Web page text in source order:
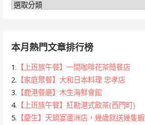
分
本月熱門文章排行榜
1. 【上班族午餐】一間咖啡花茶簡餐店
2. 【家庭聚餐】大和日本料理 忠孝店
3. 【鹿港餐廳】木生海鮮會館
4. 【上班族午餐】紅勘港式飲茶(西門町)
5. 【慶生】天鍋宴蘆洲店，幾歲就送幾隻蝦